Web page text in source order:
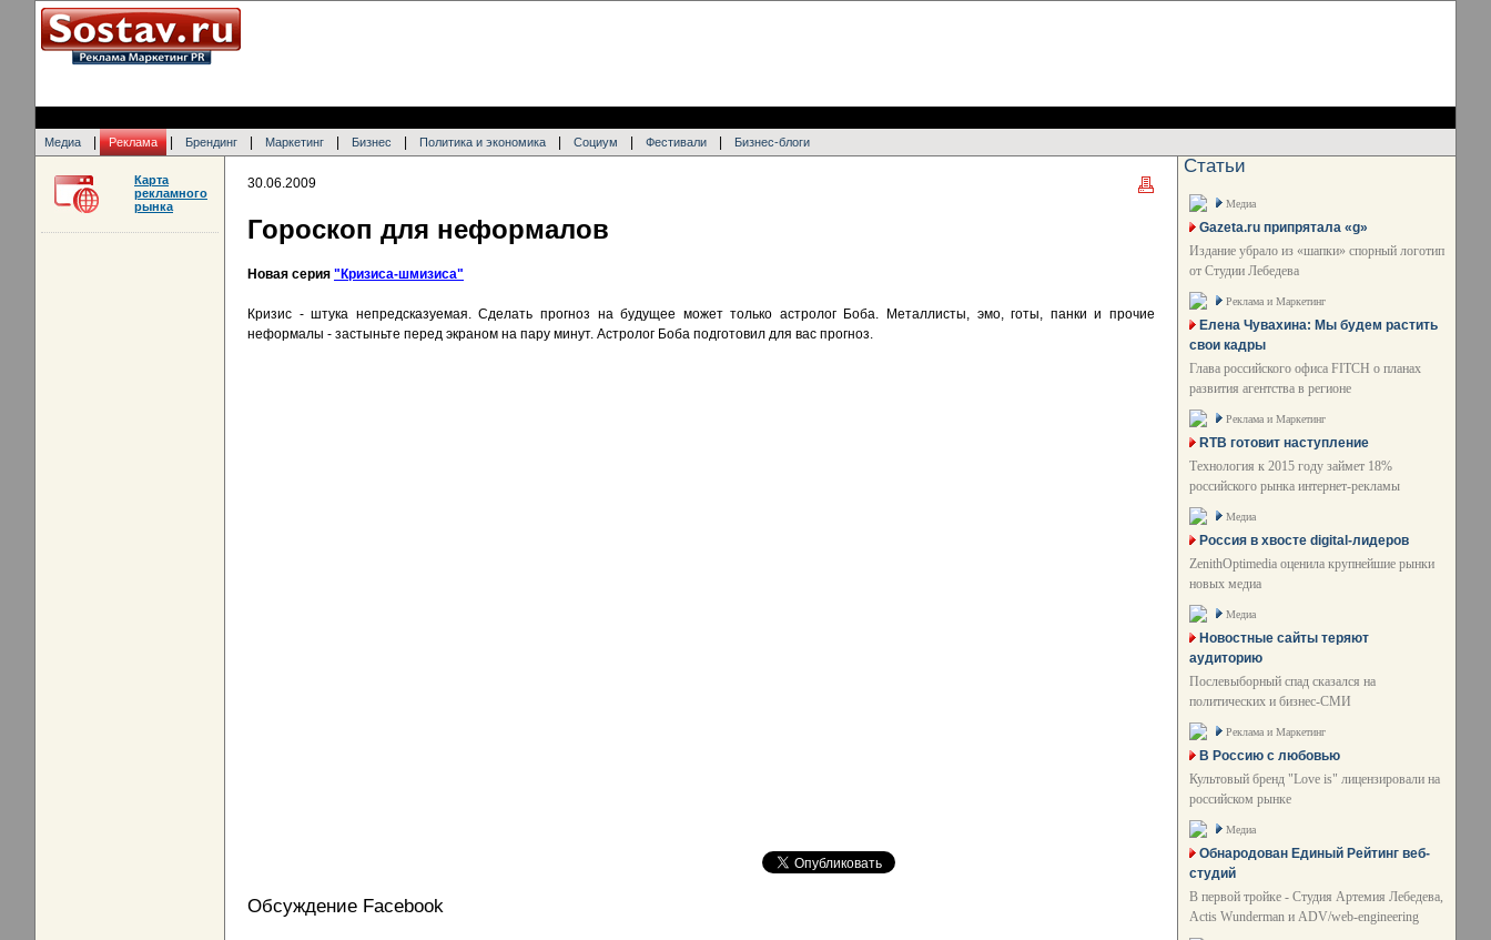
Медиа Реклама Брендинг Маркетинг Бизнес Политика и экономика Социум Фестивали Бизнес-блоги
30.06.2009
Гороскоп для неформалов
Новая серия "Кризиса-шмизиса"
Кризис - штука непредсказуемая. Сделать прогноз на будущее может только астролог Боба. Металлисты, эмо, готы, панки и прочие
неформалы - застыньте перед экраном на пару минут. Астролог Боба подготовил для вас прогноз.
Обсуждение Facebook
Карта
рекламного
рынка
Статьи
Медиа
Gazeta.ru припрятала «g»
Издание убрало из «шапки» спорный логотип
от Студии Лебедева
Реклама и Маркетинг
Елена Чувахина: Мы будем растить
свои кадры
Глава российского офиса FITCH о планах
развития агентства в регионе
Реклама и Маркетинг
RTB готовит наступление
Технология к 2015 году займет 18%
российского рынка интернет-рекламы
Медиа
Россия в хвосте digital-лидеров
ZenithOptimedia оценила крупнейшие рынки
новых медиа
Медиа
Новостные сайты теряют
аудиторию
Послевыборный спад сказался на
политических и бизнес-СМИ
Реклама и Маркетинг
В Россию с любовью
Культовый бренд "Love is" лицензировали на
российском рынке
Медиа
Обнародован Единый Рейтинг веб-
студий
В первой тройке - Студия Артемия Лебедева,
Actis Wunderman и ADV/web-engineering